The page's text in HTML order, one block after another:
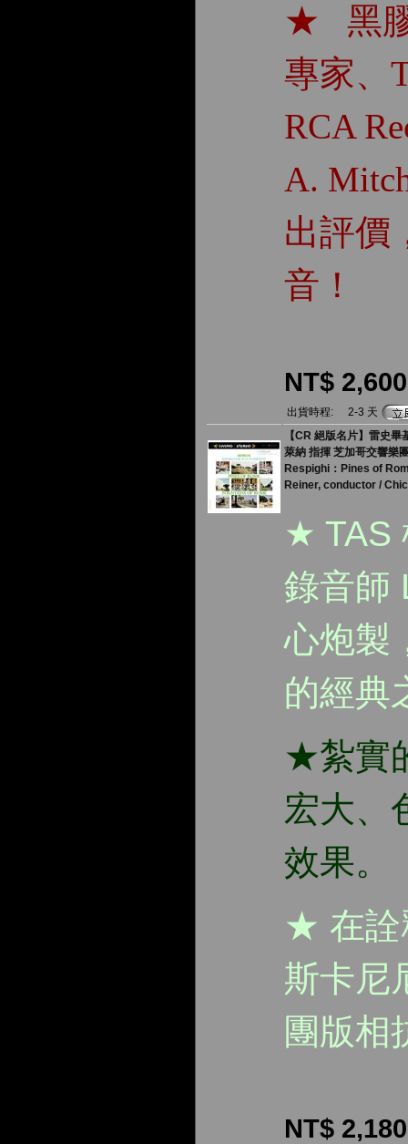
★ 黑膠
專家、
RCA
A.
出評價
音！
NT$ 2,600
出貨時程:
2-3 天
【CR 絕版名片】雷史
萊納 指揮 芝加哥交響樂
Respighi：Pines of
Reiner, conductor /
★ TAS
錄音師
心炮製
的經典
★紮實
宏大、
效果。
★ 在詮
斯卡尼
團版相
NT$ 2,180